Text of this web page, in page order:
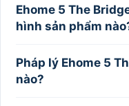
Ehome 5 The
hình sản phẩm
Pháp lý Ehome 5
nào?